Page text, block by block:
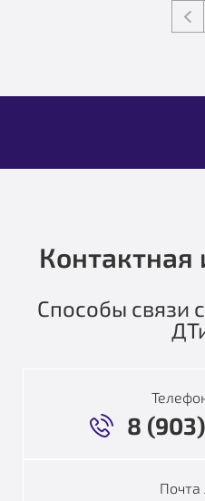
Способы связи
8